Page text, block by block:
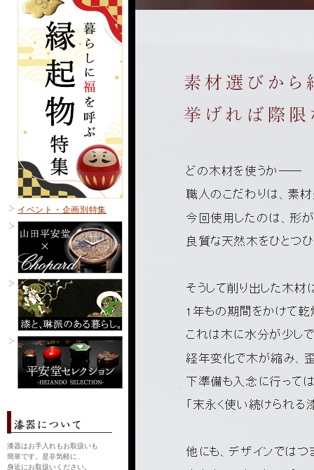
イベント・企画別特集
漆器はお手入れもお取扱いも
簡単です。是非気軽に、
身近にお取扱いください。